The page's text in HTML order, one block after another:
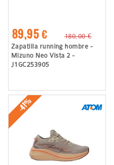
89,95 €
180,00 €
Zapatilla running hombre -
Mizuno Neo Vista 2 -
J1GC253905
-41%